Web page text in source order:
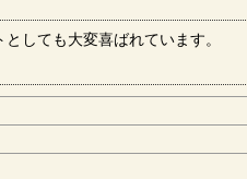
しても大変喜ばれています。